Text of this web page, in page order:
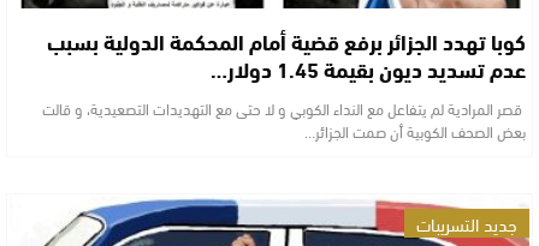
كوبا تهدد الجزائر برفع قضية أمام المحكمة الدولية بسبب
عدم تسديد ديون بقيمة 1.45 دولار…
قصر المرادية لم يتفاعل مع النداء الكوبي و لا حتى مع التهديدات التصعيدية، و قالت
بعض الصحف الكوبية أن صمت الجزائر…
جديد التسريبات